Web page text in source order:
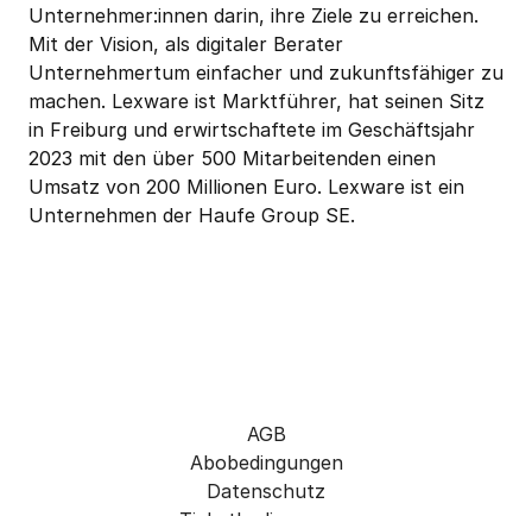
Unternehmer:innen darin, ihre Ziele zu erreichen.
Mit der Vision, als digitaler Berater
Unternehmertum einfacher und zukunftsfähiger zu
machen. Lexware ist Marktführer, hat seinen Sitz
in Freiburg und erwirtschaftete im Geschäftsjahr
2023 mit den über 500 Mitarbeitenden einen
Umsatz von 200 Millionen Euro. Lexware ist ein
Unternehmen der Haufe Group SE.
AGB
Abobedingungen
Datenschutz